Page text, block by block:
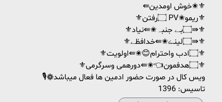
⇚خوش اومدین✬⚜
⚜️۝رفتن PV✬ریمو⚜️
⚜️۝بـے جنبہ✬⇚نیاد⇛⚜️
⚜️۝لینـڪ✬⇚خدافظے⇛⚜️
⚜️۝ادب واحترام😊✬⇚اولویت⚜
⚜️۝هدفمون👈✬⇚دورهمی وسرگرمی⚜
🎙❁ویس کال در صورت حضور ادمین ها فعال میباشد
تاسیس: 1396